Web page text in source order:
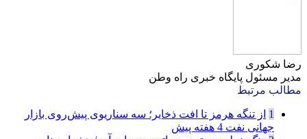
رضا شکوری
مدیر مسئول پایگاه خبری راه وطن
مطالب مرتبط
1 از تنگه هرمز تا افت ذخایر؛ سه سناریوی پیش‌روی بازار
جهانی نفت 4 هفته پیش